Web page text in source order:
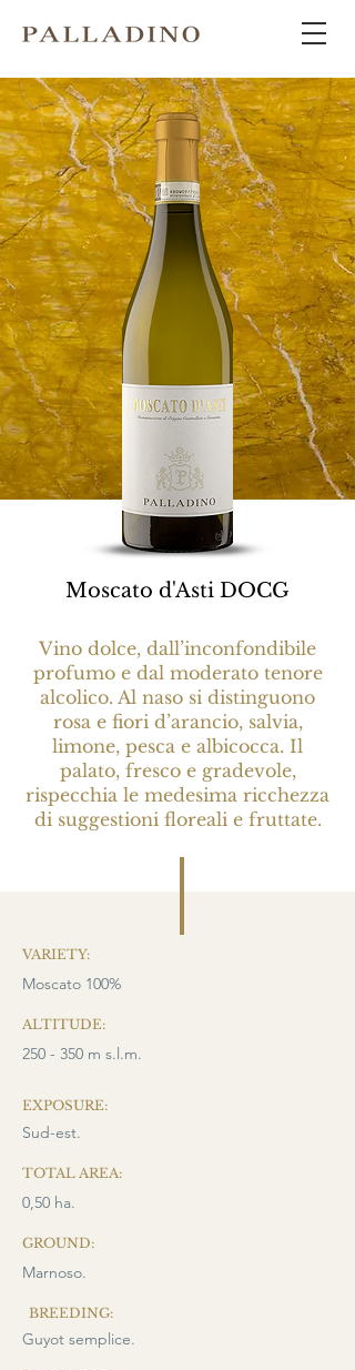
Moscato d'Asti DOCG
Vino dolce, dall’inconfondibile
profumo e dal moderato tenore
alcolico. Al naso si distinguono
rosa e fiori d’arancio, salvia,
limone, pesca e albicocca. Il
palato, fresco e gradevole,
rispecchia le medesima ricchezza
di suggestioni floreali e fruttate.
VARIETY:
Moscato 100%
ALTITUDE:
250 - 350 m s.l.m.
EXPOSURE:
Sud-est.
TOTAL AREA:
0,50 ha.
GROUND:
Marnoso.
BREEDING:
Guyot semplice.